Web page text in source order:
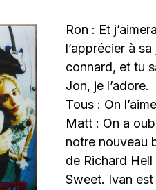
Ron : Et
l’apprécier à
connard, et tu
Jon, je l’adore.
Tous : On
Matt : On a
notre nouveau
de Richard
Sweet. Ivan est